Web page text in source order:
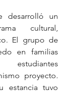
desarrolló un
cultural,
El grupo de
en familias
estudiantes
proyecto.
estancia tuvo